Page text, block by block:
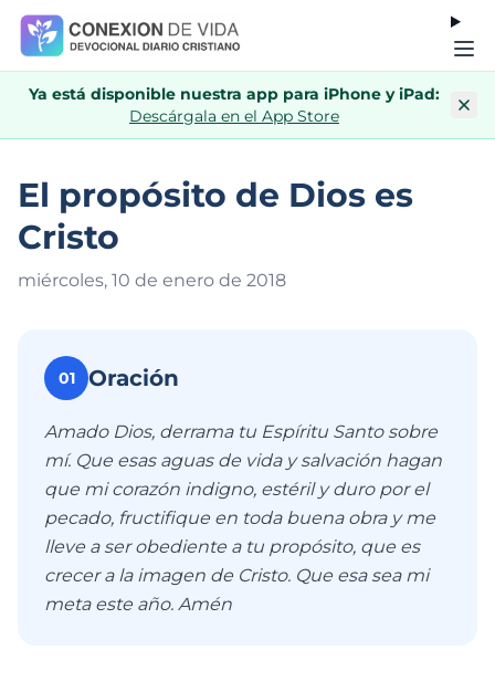
Ya está disponible nuestra app para iPhone y iPad:
Descárgala en el App Store
El propósito de Dios es
Cristo
miércoles, 10 de enero de 2018
01 Oración
Amado Dios, derrama tu Espíritu Santo sobre
mí. Que esas aguas de vida y salvación hagan
que mi corazón indigno, estéril y duro por el
pecado, fructifique en toda buena obra y me
lleve a ser obediente a tu propósito, que es
crecer a la imagen de Cristo. Que esa sea mi
meta este año. Amén